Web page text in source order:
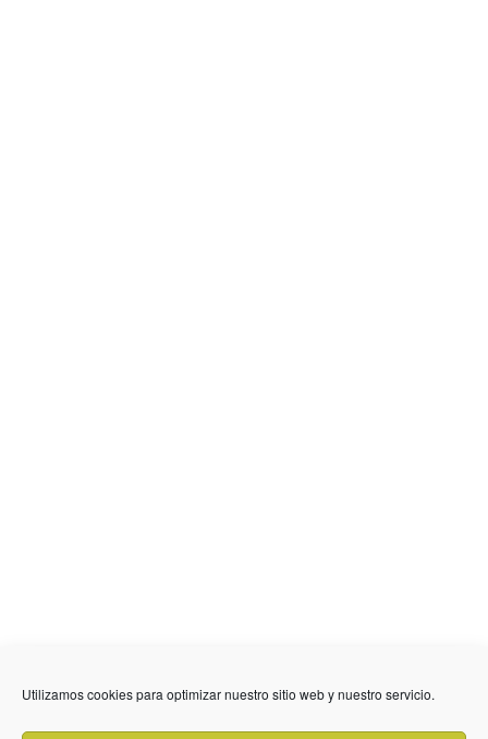
Utilizamos cookies para optimizar nuestro sitio web y nuestro servicio.
636 01 61 85
Fuente Palmera